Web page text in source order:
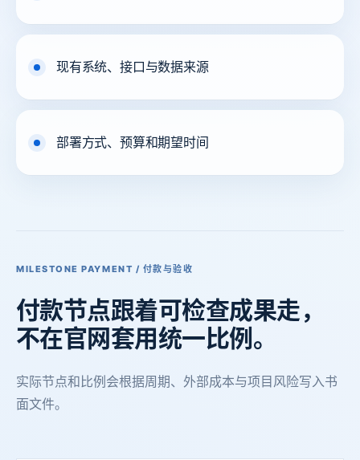
现有系统、接口与数据来源
部署方式、预算和期望时间
MILESTONE PAYMENT / 付款与验收
付款节点跟着可检查成果走，
不在官网套用统一比例。
实际节点和比例会根据周期、外部成本与项目风险写入书
面文件。